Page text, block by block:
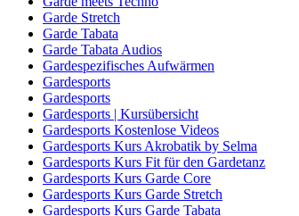
Garde Stretch
Garde Tabata
Garde Tabata Audios
Gardespezifisches Aufwärmen
Gardesports
Gardesports
Gardesports | Kursübersicht
Gardesports Kostenlose Videos
Gardesports Kurs Akrobatik by Selma
Gardesports Kurs Fit für den Gardetanz
Gardesports Kurs Garde Core
Gardesports Kurs Garde Stretch
Gardesports Kurs Garde Tabata